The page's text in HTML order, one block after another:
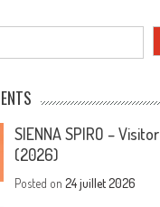
SIENNA SPIRO – Visitor
(2026)
Posted on24 juillet 2026